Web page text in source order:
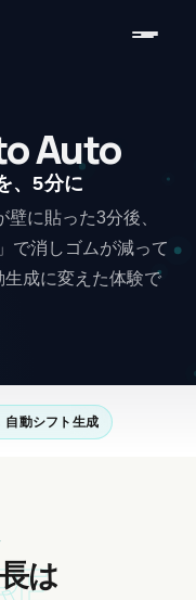
Auto
、5分に
に貼った3分後、
で消しゴムが減って
成に変えた体験で
動シフト生成
は